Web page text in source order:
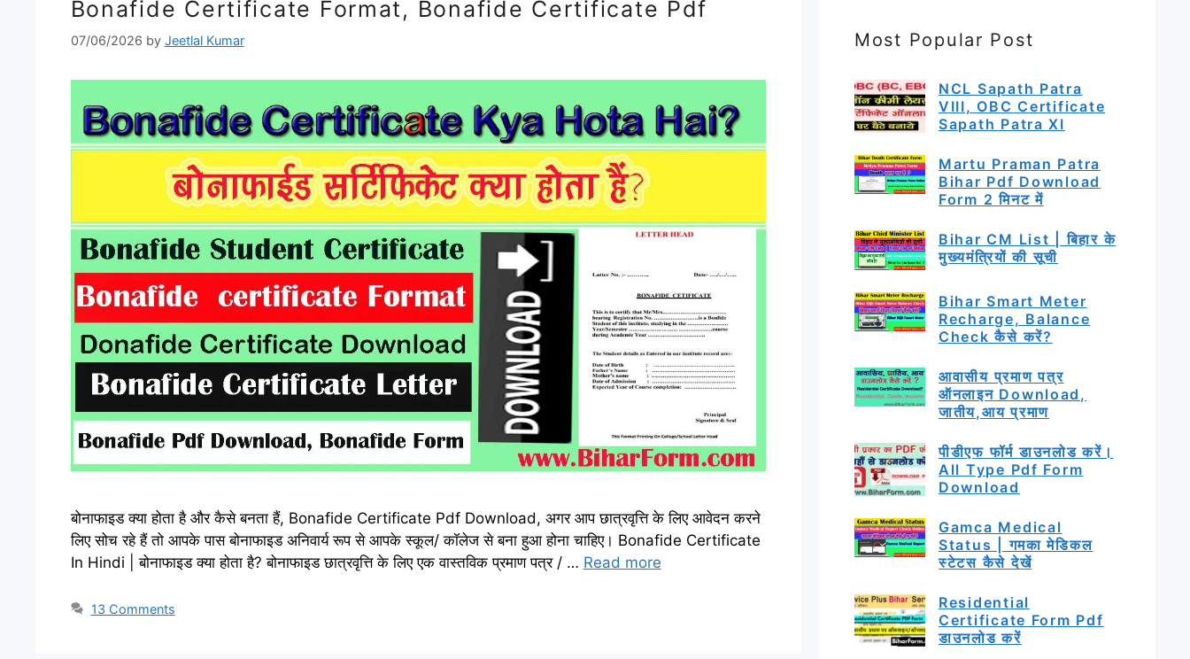
Bonafide Certificate Format, Bonafide Certificate Pdf
07/06/2026 by Jeetlal Kumar
बोनाफाइड क्या होता है और कैसे बनता हैं, Bonafide Certificate Pdf Download, अगर आप छात्रवृत्ति के लिए आवेदन करने
लिए सोच रहे हैं तो आपके पास बोनाफाइड अनिवार्य रूप से आपके स्कूल/ कॉलेज से बना हुआ होना चाहिए। Bonafide Certificate
In Hindi | बोनाफाइड क्या होता है? बोनाफाइड छात्रवृत्ति के लिए एक वास्तविक प्रमाण पत्र / … Read more
13 Comments
Most Popular Post
NCL Sapath Patra
VIII, OBC Certificate
Sapath Patra XI
Martu Praman Patra
Bihar Pdf Download
Form 2 मिनट में
Bihar CM List | बिहार के
मुख्यमंत्रियों की सूची
Bihar Smart Meter
Recharge, Balance
Check कैसे करें?
आवासीय प्रमाण पत्र
ऑनलाइन Download,
जातीय,आय प्रमाण
पीडीएफ फॉर्म डाउनलोड करें।
All Type Pdf Form
Download
Gamca Medical
Status | गमका मेडिकल
स्टेटस कैसे देखें
Residential
Certificate Form Pdf
डाउनलोड करें